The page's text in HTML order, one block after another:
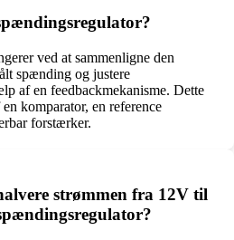
ved at sammenligne den
spænding og justere
af en feedbackmekanisme. Dette
komparator, en reference
forstærker.
strømmen fra 12V til